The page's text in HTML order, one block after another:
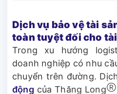
Dịch vụ bảo vệ tài
toàn tuyệt đối cho
Trong xu hướng
doanh nghiệp có nhu
chuyển trên đường.
động của Thăng LongⓇ